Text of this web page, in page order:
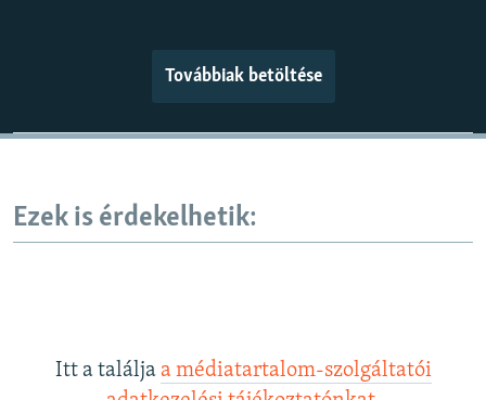
Továbbiak betöltése
Ezek is érdekelhetik:
Itt a találja a médiatartalom-szolgáltatói